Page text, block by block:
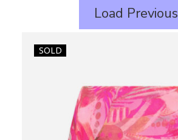
Load Previous
SOLD